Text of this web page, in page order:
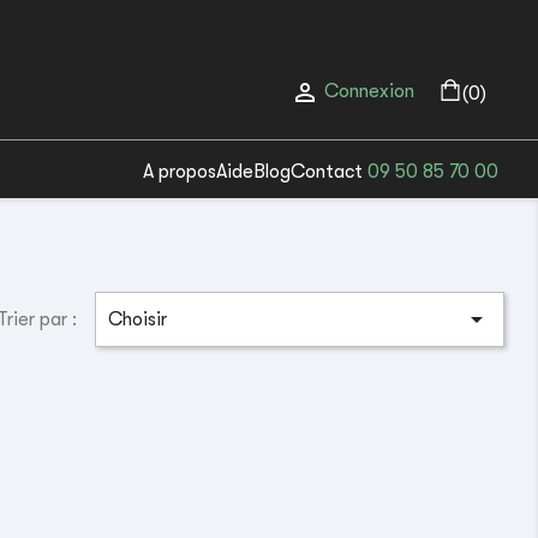
 Connexion (0)
A proposAide BlogContact 09 50 85 70 00
par : Choisir 